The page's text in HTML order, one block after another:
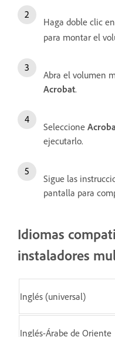
Haga doble clic
para montar el
Abra el volumen
Acrobat.
Seleccione
ejecutarlo.
Sigue las
pantalla para
Idiomas
instaladores
Inglés (universal)
Inglés-Árabe de Oriente